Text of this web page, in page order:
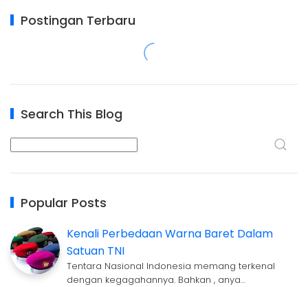
Postingan Terbaru
Search This Blog
Popular Posts
Kenali Perbedaan Warna Baret Dalam
Satuan TNI
Tentara Nasional Indonesia memang terkenal
dengan kegagahannya. Bahkan , anya…